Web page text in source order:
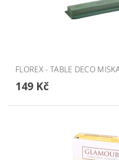
FLOREX - TABLE DECO
149 Kč